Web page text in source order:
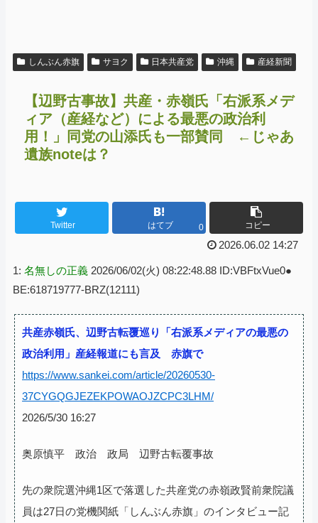
しんぶん赤旗 サヨク 日本共産党 沖縄 産経新聞
【辺野古事故】共産・赤嶺氏「右派系メデ
ィア（産経など）による最悪の政治利
用！」同党の山添氏も一部賛同 ←じゃあ
遺族noteは？
Twitter はてブ 0 コピー
2026.06.02 14:27
1: 名無しの正義 2026/06/02(火) 08:22:48.88 ID:VBFtxVue0●
BE:618719777-BRZ(12111)
共産赤嶺氏、辺野古転覆巡り「右派系メディアの最悪の
政治利用」産経報道にも言及 赤旗で
https://www.sankei.com/article/20260530-
37CYGQGJEZEKPOWAOJZCPC3LHM/
2026/5/30 16:27
奥原慎平 政治 政局 辺野古転覆事故
先の衆院選沖縄1区で落選した共産党の赤嶺政賢前衆院議
員は27日の党機関紙「しんぶん赤旗」のインタビュー記